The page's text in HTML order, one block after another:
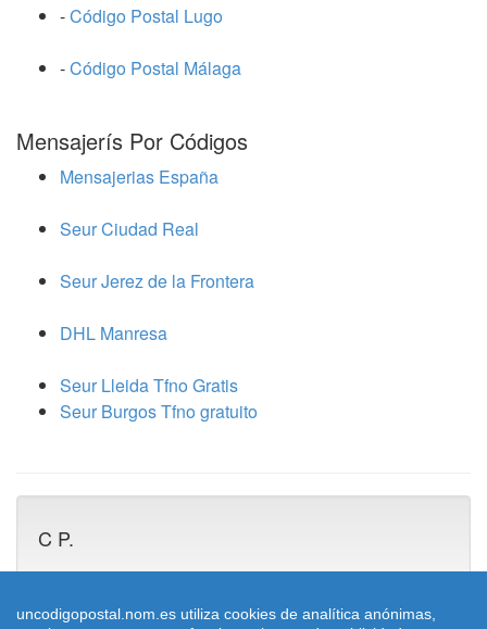
-Código Postal Lugo
-Código Postal Málaga
Mensajerís Por Códigos
Mensajerias España
Seur Ciudad Real
Seur Jerez de la Frontera
DHL Manresa
Seur Lleida Tfno Gratis
Seur Burgos Tfno gratuito
C P.
uncodigopostal.nom.es utiliza cookies de analítica anónimas,